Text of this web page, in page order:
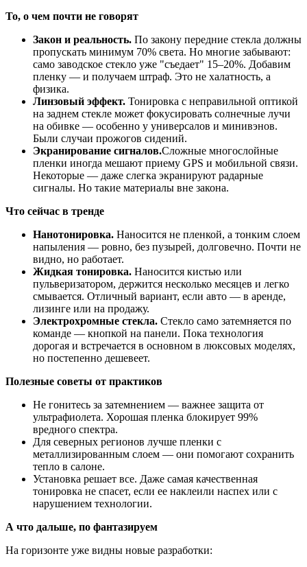
То, о чем почти не говорят
Закон и реальность. По закону передние стекла должны
пропускать минимум 70% света. Но многие забывают:
само заводское стекло уже "съедает" 15–20%. Добавим
пленку — и получаем штраф. Это не халатность, а
физика.
Линзовый эффект. Тонировка с неправильной оптикой
на заднем стекле может фокусировать солнечные лучи
на обивке — особенно у универсалов и минивэнов.
Были случаи прожогов сидений.
Экранирование сигналов.Сложные многослойные
пленки иногда мешают приему GPS и мобильной связи.
Некоторые — даже слегка экранируют радарные
сигналы. Но такие материалы вне закона.
Что сейчас в тренде
Нанотонировка. Наносится не пленкой, а тонким слоем
напыления — ровно, без пузырей, долговечно. Почти не
видно, но работает.
Жидкая тонировка. Наносится кистью или
пульверизатором, держится несколько месяцев и легко
смывается. Отличный вариант, если авто — в аренде,
лизинге или на продажу.
Электрохромные стекла. Стекло само затемняется по
команде — кнопкой на панели. Пока технология
дорогая и встречается в основном в люксовых моделях,
но постепенно дешевеет.
Полезные советы от практиков
Не гонитесь за затемнением — важнее защита от
ультрафиолета. Хорошая пленка блокирует 99%
вредного спектра.
Для северных регионов лучше пленки с
металлизированным слоем — они помогают сохранить
тепло в салоне.
Установка решает все. Даже самая качественная
тонировка не спасет, если ее наклеили наспех или с
нарушением технологии.
А что дальше, по фантазируем
На горизонте уже видны новые разработки: